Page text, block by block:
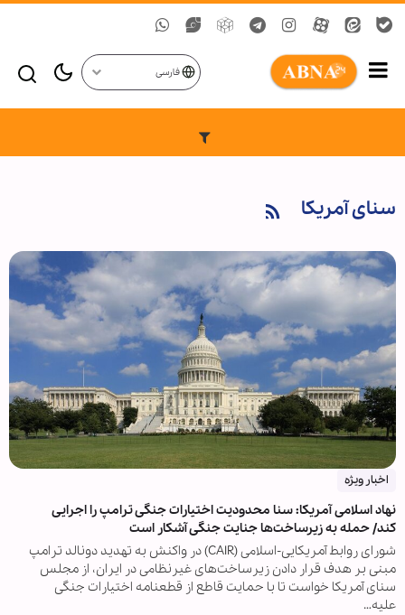
فارسی
سنای آمریکا
اخبار ویژه
نهاد اسلامی آمریکا: سنا محدودیت اختیارات جنگی ترامپ را اجرایی
کند/ حمله به زیرساخت‌ها جنایت جنگی آشکار است
شورای روابط آمریکایی-اسلامی (CAIR) در واکنش به تهدید دونالد ترامپ
مبنی بر هدف قرار دادن زیرساخت‌های غیرنظامی در ایران، از مجلس
سنای آمریکا خواست تا با حمایت قاطع از قطعنامه اختیارات جنگی
علیه…